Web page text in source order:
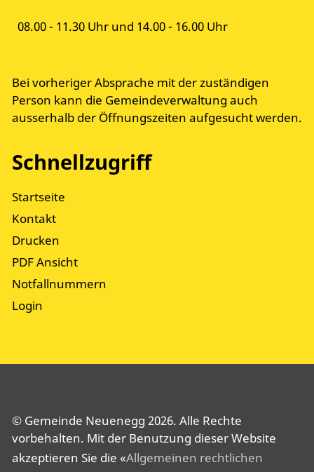
08.00 - 11.30 Uhr und 14.00 - 16.00 Uhr
Bei vorheriger Absprache mit der zuständigen
Person kann die Gemeindeverwaltung auch
ausserhalb der Öffnungszeiten aufgesucht werden.
Schnellzugriff
Startseite
Kontakt
Drucken
PDF Ansicht
Notfallnummern
Login
© Gemeinde Neuenegg 2026. Alle Rechte
vorbehalten. Mit der Benutzung dieser Website
akzeptieren Sie die «Allgemeinen rechtlichen